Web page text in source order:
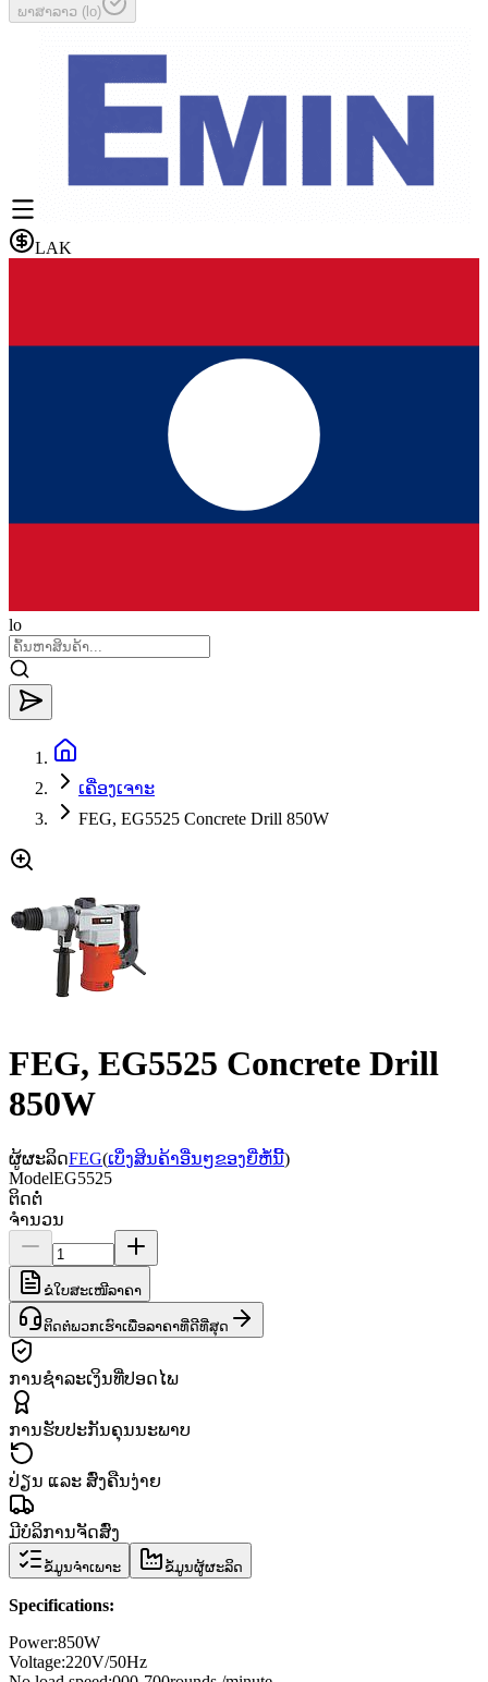
ພາສາລາວ (lo)
LAK
lo
ເຄື່ອງເຈາະ
FEG, EG5525 Concrete Drill 850W
FEG, EG5525 Concrete Drill
850W
ຜູ້ຜະລິດFEG(ເບິ່ງສິນຄ້າອື່ນໆຂອງຍີ່ຫໍ້ນີ້)
ModelEG5525
ຕິດຕໍ່
ຈຳນວນ
ຂໍໃບສະເໜີລາຄາ
ຕິດຕໍ່ພວກເຮົາເພື່ອລາຄາທີ່ດີທີ່ສຸດ
ການຊຳລະເງິນທີ່ປອດໄພ
ການຮັບປະກັນຄຸນນະພາບ
ປ່ຽນ ແລະ ສົ່ງຄືນງ່າຍ
ມີບໍລິການຈັດສົ່ງ
ຂໍ້ມູນຈຳເພາະ ຂໍ້ມູນຜູ້ຜະລິດ
Specifications:
Power:850W
Voltage:220V/50Hz